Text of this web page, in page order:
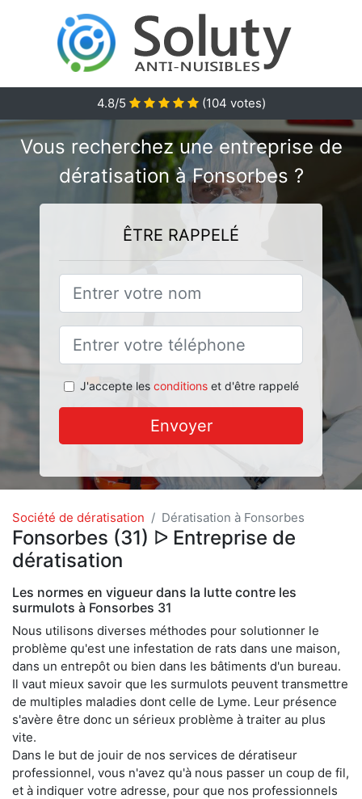
4.8/5 (104 votes)
Vous recherchez une entreprise de
dératisation à Fonsorbes ?
ÊTRE RAPPELÉ
J'accepte les conditionset d'être rappelé
Envoyer
Société de dératisation Dératisation à Fonsorbes
Fonsorbes (31) ᐅ Entreprise de
dératisation
Les normes en vigueur dans la lutte contre les
surmulots à Fonsorbes 31
Nous utilisons diverses méthodes pour solutionner le
problème qu'est une infestation de rats dans une maison,
dans un entrepôt ou bien dans les bâtiments d'un bureau.
Il vaut mieux savoir que les surmulots peuvent transmettre
de multiples maladies dont celle de Lyme. Leur présence
s'avère être donc un sérieux problème à traiter au plus
vite.
Dans le but de jouir de nos services de dératiseur
professionnel, vous n'avez qu'à nous passer un coup de fil,
et à indiquer votre adresse, pour que nos professionnels